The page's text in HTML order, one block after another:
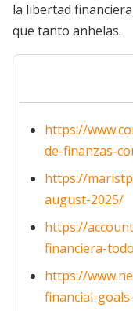
la libertad
que tanto anhelas.
https://
de-finanzas-
https://
august-2025/
https://
financiera-
https://
financial-